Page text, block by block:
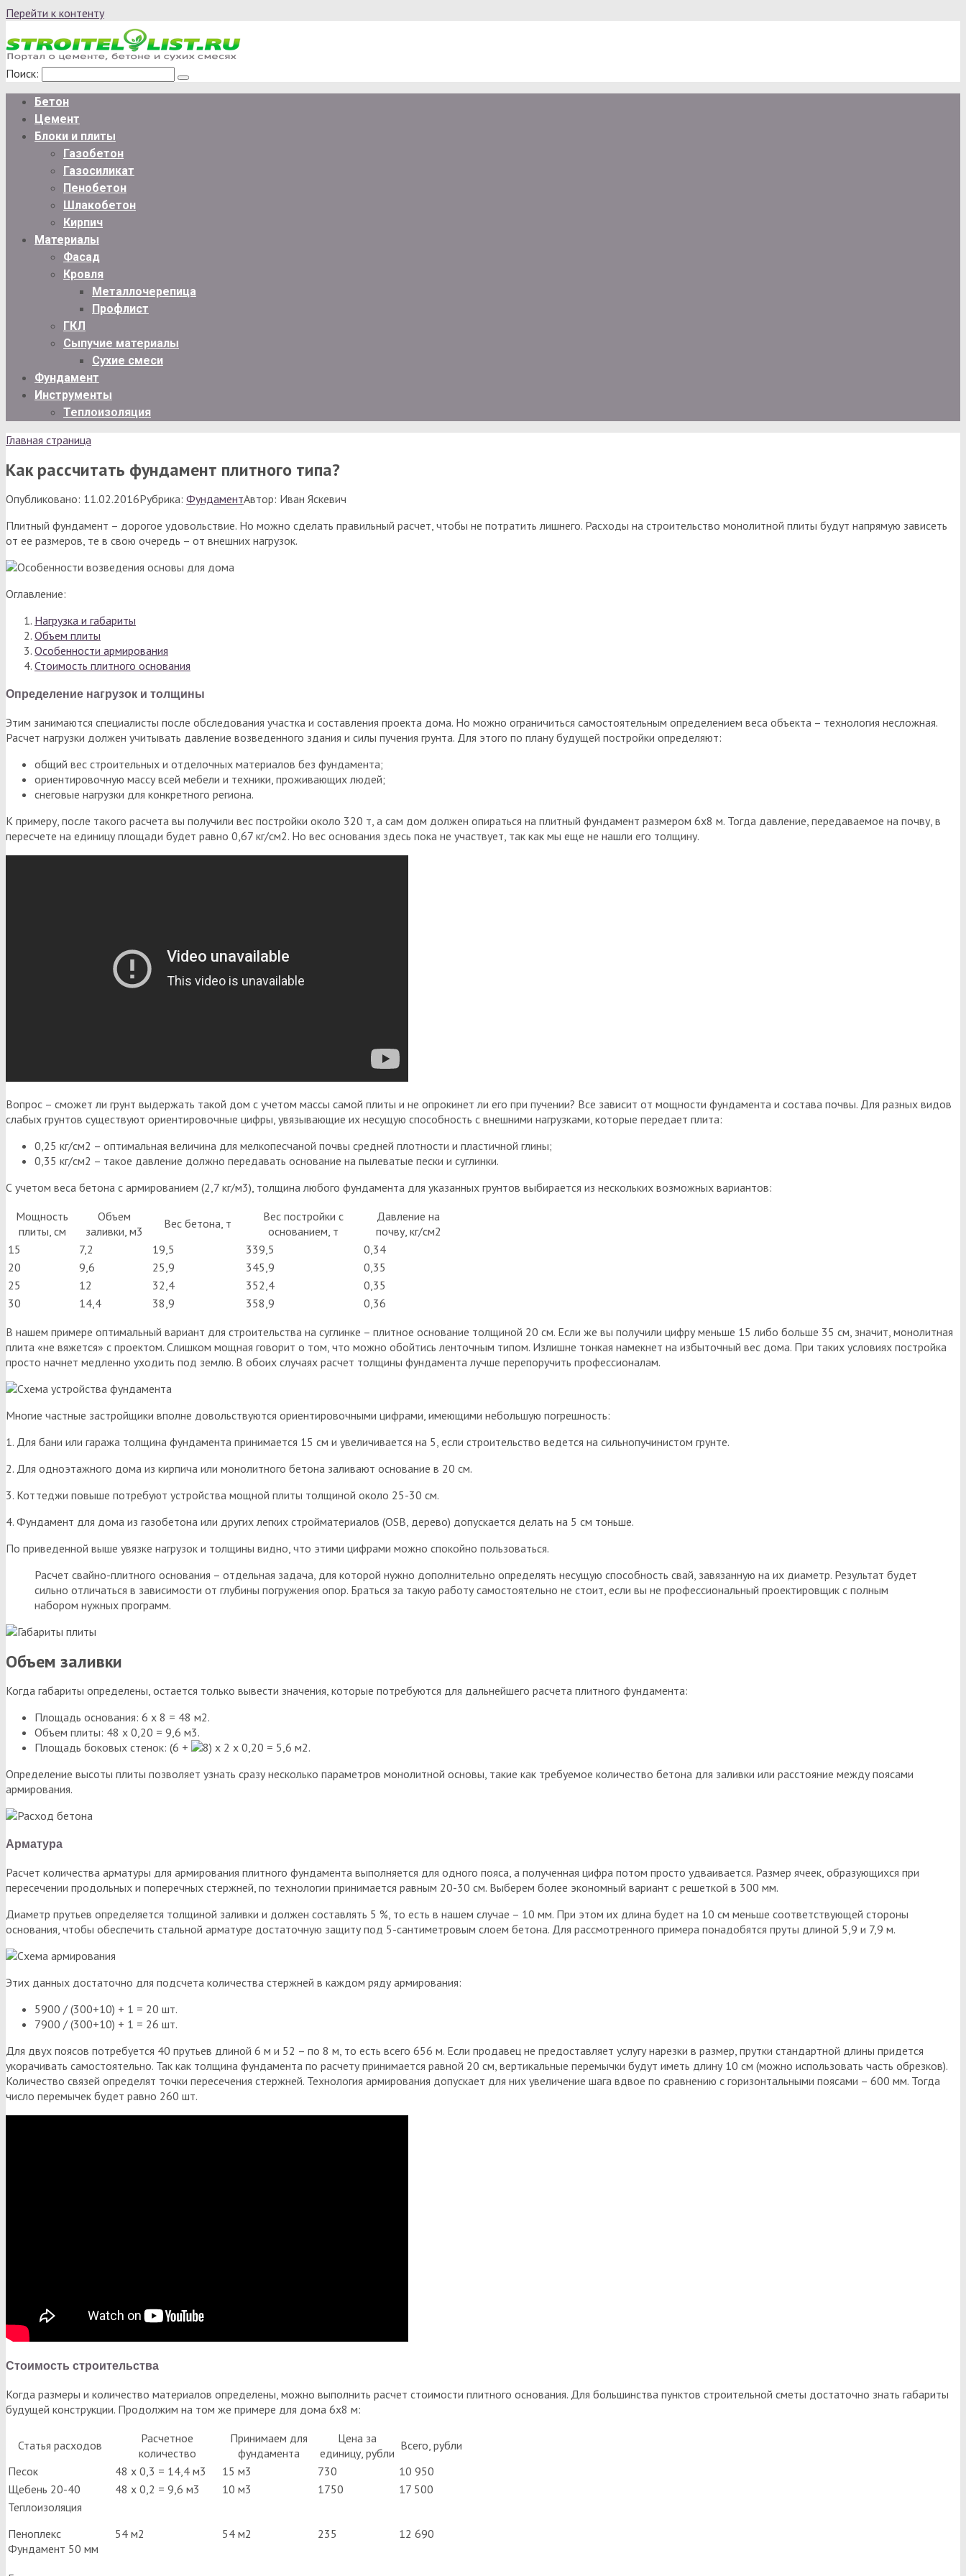
Перейти к контенту
Поиск:
Бетон
Цемент
Блоки и плиты
Газобетон
Газосиликат
Пенобетон
Шлакобетон
Кирпич
Материалы
Фасад
Кровля
Металлочерепица
Профлист
ГКЛ
Сыпучие материалы
Сухие смеси
Фундамент
Инструменты
Теплоизоляция
Главная страница
Как рассчитать фундамент плитного типа?
Опубликовано: 11.02.2016Рубрика: ФундаментАвтор: Иван Яскевич
Плитный фундамент – дорогое удовольствие. Но можно сделать правильный расчет, чтобы не потратить лишнего. Расходы на строительство монолитной плиты будут напрямую зависеть
от ее размеров, те в свою очередь – от внешних нагрузок.
Оглавление:
Нагрузка и габариты
Объем плиты
Особенности армирования
Стоимость плитного основания
Определение нагрузок и толщины
Этим занимаются специалисты после обследования участка и составления проекта дома. Но можно ограничиться самостоятельным определением веса объекта – технология несложная.
Расчет нагрузки должен учитывать давление возведенного здания и силы пучения грунта. Для этого по плану будущей постройки определяют:
общий вес строительных и отделочных материалов без фундамента;
ориентировочную массу всей мебели и техники, проживающих людей;
снеговые нагрузки для конкретного региона.
К примеру, после такого расчета вы получили вес постройки около 320 т, а сам дом должен опираться на плитный фундамент размером 6х8 м. Тогда давление, передаваемое на почву, в
пересчете на единицу площади будет равно 0,67 кг/см2. Но вес основания здесь пока не участвует, так как мы еще не нашли его толщину.
Вопрос – сможет ли грунт выдержать такой дом с учетом массы самой плиты и не опрокинет ли его при пучении? Все зависит от мощности фундамента и состава почвы. Для разных видов
слабых грунтов существуют ориентировочные цифры, увязывающие их несущую способность с внешними нагрузками, которые передает плита:
0,25 кг/см2 – оптимальная величина для мелкопесчаной почвы средней плотности и пластичной глины;
0,35 кг/см2 – такое давление должно передавать основание на пылеватые пески и суглинки.
С учетом веса бетона с армированием (2,7 кг/м3), толщина любого фундамента для указанных грунтов выбирается из нескольких возможных вариантов:
Мощность
плиты, см
Объем
заливки, м3
Вес бетона, т
Вес постройки с
основанием, т
Давление на
почву, кг/см2
15
7,2 19,5 339,5
0,34
20
9,6 25,9 345,9
0,35
25
12 32,4 352,4
0,35
30
14,4 38,9 358,9
0,36
В нашем примере оптимальный вариант для строительства на суглинке – плитное основание толщиной 20 см. Если же вы получили цифру меньше 15 либо больше 35 см, значит, монолитная
плита «не вяжется» с проектом. Слишком мощная говорит о том, что можно обойтись ленточным типом. Излишне тонкая намекнет на избыточный вес дома. При таких условиях постройка
просто начнет медленно уходить под землю. В обоих случаях расчет толщины фундамента лучше перепоручить профессионалам.
Многие частные застройщики вполне довольствуются ориентировочными цифрами, имеющими небольшую погрешность:
1. Для бани или гаража толщина фундамента принимается 15 см и увеличивается на 5, если строительство ведется на сильнопучинистом грунте.
2. Для одноэтажного дома из кирпича или монолитного бетона заливают основание в 20 см.
3. Коттеджи повыше потребуют устройства мощной плиты толщиной около 25-30 см.
4. Фундамент для дома из газобетона или других легких стройматериалов (OSB, дерево) допускается делать на 5 см тоньше.
По приведенной выше увязке нагрузок и толщины видно, что этими цифрами можно спокойно пользоваться.
Расчет свайно-плитного основания – отдельная задача, для которой нужно дополнительно определять несущую способность свай, завязанную на их диаметр. Результат будет
сильно отличаться в зависимости от глубины погружения опор. Браться за такую работу самостоятельно не стоит, если вы не профессиональный проектировщик с полным
набором нужных программ.
Объем заливки
Когда габариты определены, остается только вывести значения, которые потребуются для дальнейшего расчета плитного фундамента:
Площадь основания: 6 х 8 = 48 м2.
Объем плиты: 48 х 0,20 = 9,6 м3.
Площадь боковых стенок: (6 +
х 2 х 0,20 = 5,6 м2.
Определение высоты плиты позволяет узнать сразу несколько параметров монолитной основы, такие как требуемое количество бетона для заливки или расстояние между поясами
армирования.
Арматура
Расчет количества арматуры для армирования плитного фундамента выполняется для одного пояса, а полученная цифра потом просто удваивается. Размер ячеек, образующихся при
пересечении продольных и поперечных стержней, по технологии принимается равным 20-30 см. Выберем более экономный вариант с решеткой в 300 мм.
Диаметр прутьев определяется толщиной заливки и должен составлять 5 %, то есть в нашем случае – 10 мм. При этом их длина будет на 10 см меньше соответствующей стороны
основания, чтобы обеспечить стальной арматуре достаточную защиту под 5-сантиметровым слоем бетона. Для рассмотренного примера понадобятся пруты длиной 5,9 и 7,9 м.
Этих данных достаточно для подсчета количества стержней в каждом ряду армирования:
5900 / (300+10) + 1 = 20 шт.
7900 / (300+10) + 1 = 26 шт.
Для двух поясов потребуется 40 прутьев длиной 6 м и 52 – по 8 м, то есть всего 656 м. Если продавец не предоставляет услугу нарезки в размер, прутки стандартной длины придется
укорачивать самостоятельно. Так как толщина фундамента по расчету принимается равной 20 см, вертикальные перемычки будут иметь длину 10 см (можно использовать часть обрезков).
Количество связей определят точки пересечения стержней. Технология армирования допускает для них увеличение шага вдвое по сравнению с горизонтальными поясами – 600 мм. Тогда
число перемычек будет равно 260 шт.
Стоимость строительства
Когда размеры и количество материалов определены, можно выполнить расчет стоимости плитного основания. Для большинства пунктов строительной сметы достаточно знать габариты
будущей конструкции. Продолжим на том же примере для дома 6х8 м:
Статья расходов
Расчетное
количество
Принимаем для
фундамента
Цена за
единицу, рубли
Всего, рубли
Песок
48 х 0,3 = 14,4 м3 15 м3 730
10 950
Щебень 20-40
48 х 0,2 = 9,6 м3 10 м3 1750
17 500
Теплоизоляция
Пеноплекс
Фундамент 50 мм
54 м2 54 м2 235 12 690